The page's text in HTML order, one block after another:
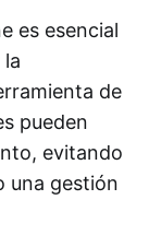
es esencial
de
pueden
evitando
una gestión